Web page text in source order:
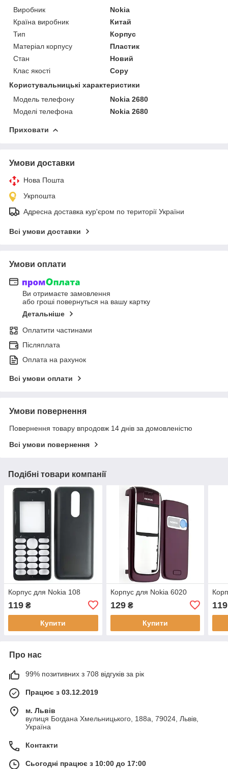
Виробник
Nokia
Країна виробник
Китай
Тип
Корпус
Матеріал корпусу
Пластик
Стан
Новий
Клас якості
Copy
Користувальницькі характеристики
Модель телефону
Nokia 2680
Моделі телефона
Nokia 2680
Приховати
Умови доставки
Нова Пошта
Укрпошта
Адресна доставка кур'єром по території України
Всі умови доставки
Умови оплати
Ви отримаєте замовлення
або гроші повернуться на вашу картку
Детальніше
Оплатити частинами
Післяплата
Оплата на рахунок
Всі умови оплати
Умови повернення
Повернення товару впродовж 14 днів за домовленістю
Всі умови повернення
Подібні товари компанії
Корпус для Nokia 108
119 ₴
Купити
Корпус для Nokia 6020
129₴
Купити
119
Про нас
99% позитивних з 708 відгуків за рік
Працює з 03.12.2019
м. Львів
вулиця Богдана Хмельницького, 188а, 79024, Львів,
Україна
Контакти
Сьогодні працює з 10:00 до 17:00